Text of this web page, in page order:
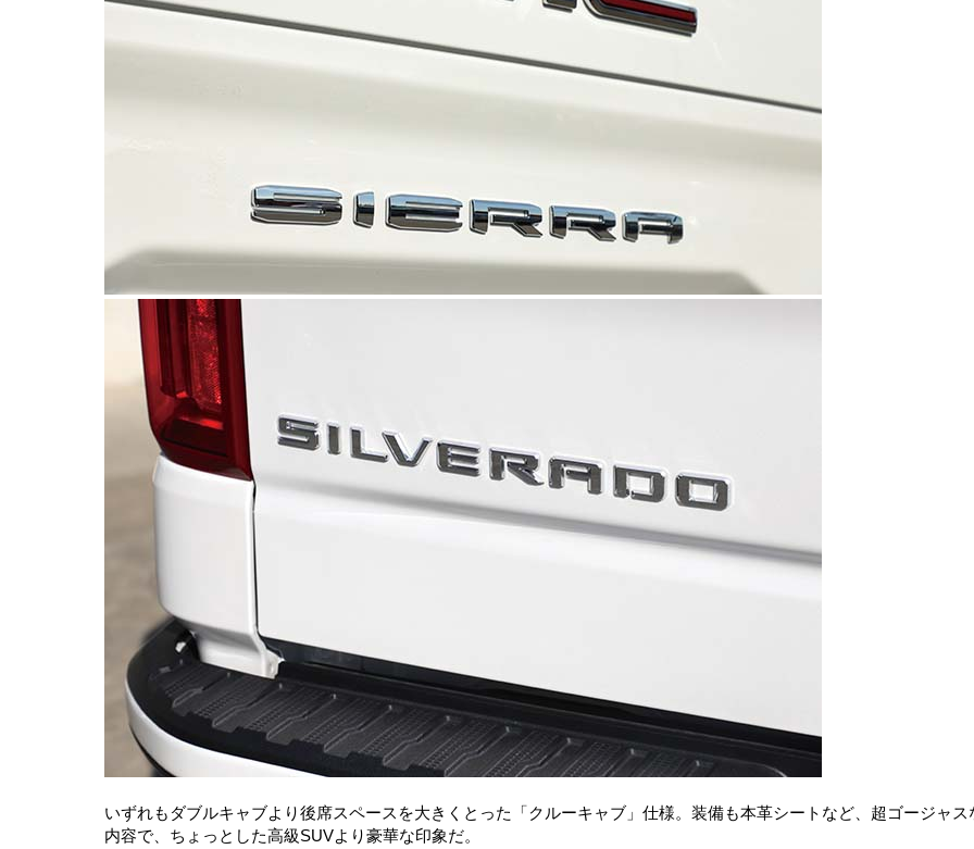
いずれもダブルキャブより後席スペースを大きくとった「クルーキャブ」仕様。装備も本革シートなど、超ゴージャス
内容で、ちょっとした高級SUVより豪華な印象だ。